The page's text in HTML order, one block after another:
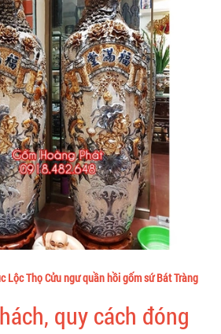
Lộc Thọ Cửu ngư quần hồi gốm sứ Bát Tràng
quy cách đóng